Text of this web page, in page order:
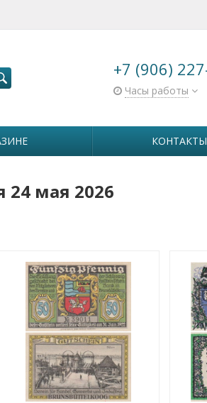
+7 (906)
Часы работы
КОНТАКТЫ
24 мая 2026